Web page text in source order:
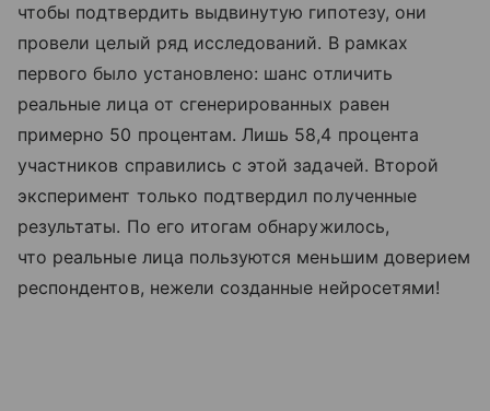
чтобы подтвердить выдвинутую гипотезу, они
провели целый ряд исследований. В рамках
первого было установлено: шанс отличить
реальные лица от сгенерированных равен
примерно 50 процентам. Лишь 58,4 процента
участников справились с этой задачей. Второй
эксперимент только подтвердил полученные
результаты. По его итогам обнаружилось,
что реальные лица пользуются меньшим доверием
респондентов, нежели созданные нейросетями!